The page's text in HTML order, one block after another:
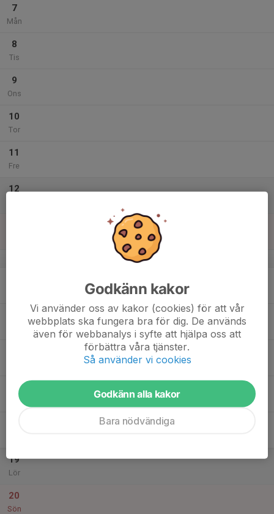
7
Mån
8
Tis
9
Ons
10
Tor
11
Fre
12
v.38
17
Tor
19
Lör
20
Sön
Godkänn kakor
Vi använder oss av kakor (cookies) för att vår
webbplats ska fungera bra för dig. De används
även för webbanalys i syfte att hjälpa oss att
förbättra våra tjänster.
Så använder vi cookies
Godkänn alla kakor
Bara nödvändiga